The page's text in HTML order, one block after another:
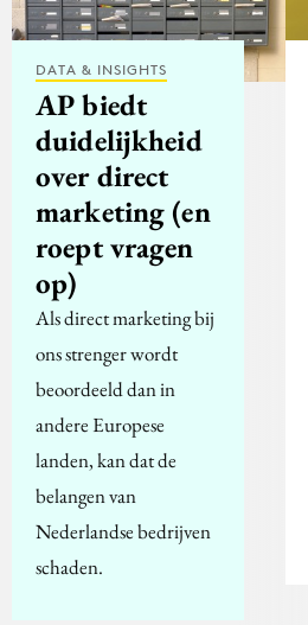
DATA & INSIGHTS
AP biedt
duidelijkheid
over direct
marketing (en
roept vragen
op)
Als direct marketing bij
ons strenger wordt
beoordeeld dan in
andere Europese
landen, kan dat de
belangen van
Nederlandse bedrijven
schaden.